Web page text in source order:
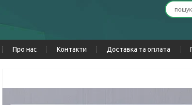
Про нас Контакти Доставка та оплата